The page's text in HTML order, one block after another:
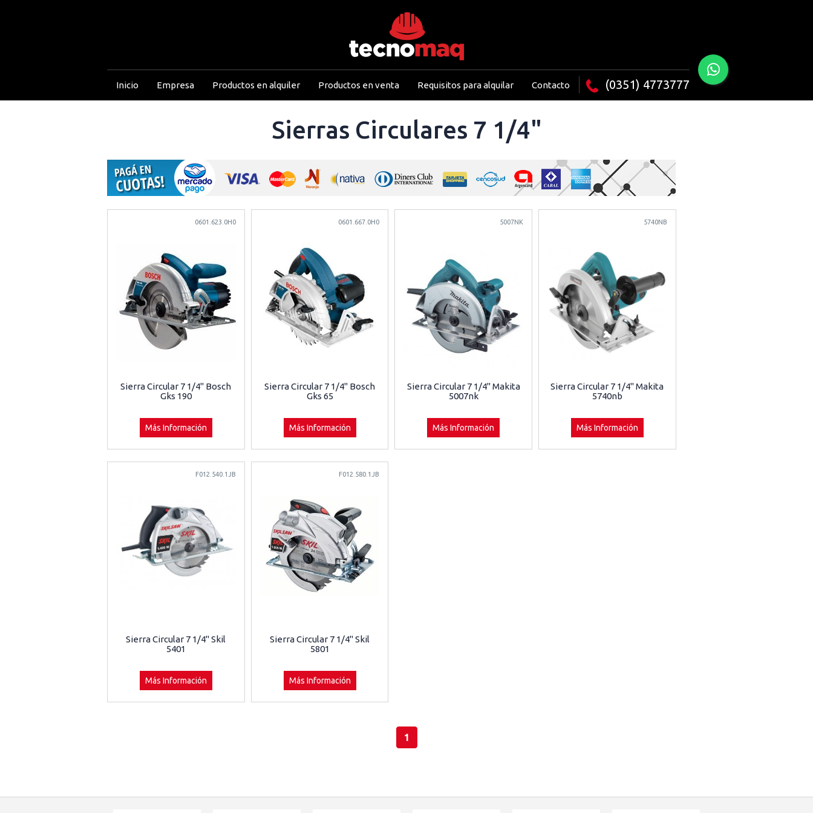
Inicio Empresa Productos en alquiler Productos en venta Requisitos para alquilar Contacto (0351) 4773777
Sierras Circulares 7 1/4"
0601.623.0H0
Sierra Circular 7 1/4" Bosch
Gks 190
Más Información
0601.667.0H0
Sierra Circular 7 1/4" Bosch
Gks 65
Más Información
5007NK
Sierra Circular 7 1/4" Makita
5007nk
Más Información
5740NB
Sierra Circular 7 1/4" Makita
5740nb
Más Información
F012.540.1JB
Sierra Circular 7 1/4" Skil
5401
Más Información
F012.580.1JB
Sierra Circular 7 1/4" Skil
5801
Más Información
1